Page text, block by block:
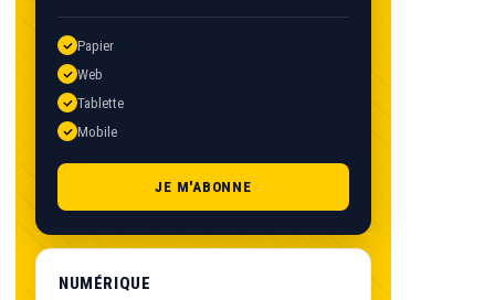
Papier
Web
Tablette
Mobile
JE M'ABONNE
NUMÉRIQUE